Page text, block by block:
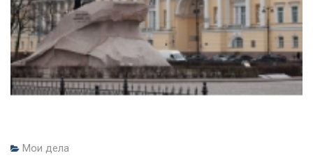
Мои дела